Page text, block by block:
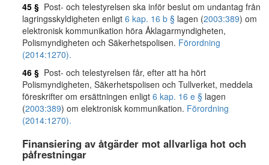
45 § Post- och telestyrelsen ska inför beslut om undantag från
lagringsskyldigheten enligt 6 kap. 16 b § lagen (2003:389) om
elektronisk kommunikation höra Åklagarmyndigheten,
Polismyndigheten och Säkerhetspolisen. Förordning
(2014:1270).
46 § Post- och telestyrelsen får, efter att ha hört
Polismyndigheten, Säkerhetspolisen och Tullverket, meddela
föreskrifter om ersättningen enligt 6 kap. 16 e § lagen
(2003:389) om elektronisk kommunikation. Förordning
(2014:1270).
Finansiering av åtgärder mot allvarliga hot och
påfrestningar